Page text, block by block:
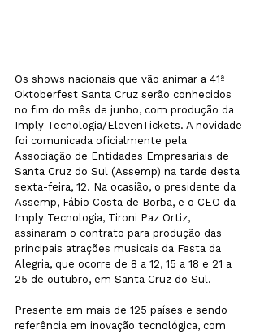
Os shows nacionais que vão animar a 41ª
Oktoberfest Santa Cruz serão conhecidos
no fim do mês de junho, com produção da
Imply Tecnologia/ElevenTickets. A novidade
foi comunicada oficialmente pela
Associação de Entidades Empresariais de
Santa Cruz do Sul (Assemp) na tarde desta
sexta-feira, 12. Na ocasião, o presidente da
Assemp, Fábio Costa de Borba, e o CEO da
Imply Tecnologia, Tironi Paz Ortiz,
assinaram o contrato para produção das
principais atrações musicais da Festa da
Alegria, que ocorre de 8 a 12, 15 a 18 e 21 a
25 de outubro, em Santa Cruz do Sul.
Presente em mais de 125 países e sendo
referência em inovação tecnológica, com